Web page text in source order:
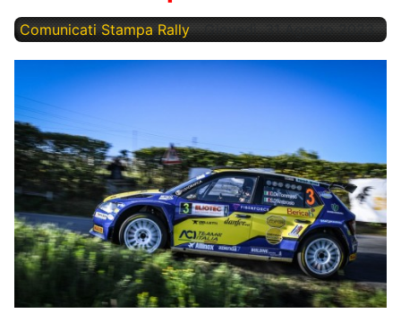
Comunicati Stampa Rally Giovedì, 31 Agosto 2023